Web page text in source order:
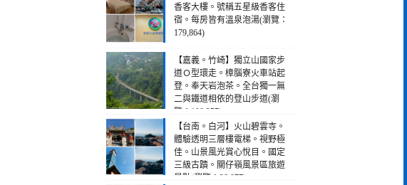
香客大樓。號稱五星級香客住
宿。每房皆有溫泉泡湯(瀏覽：
179,864)
【嘉義。竹崎】獨立山國家步
道Ｏ型環走。樟腦寮火車站起
登。奉天岩泡茶。全台獨一無
二與鐵道相依的登山步道(瀏
覽：190,257)
【台南。白河】火山碧雲寺。
體驗透明三層樓電梯。視野極
佳。山景風光賞心悅目。國定
三級古蹟。關仔嶺風景區旅遊
景點(瀏覽：28,977)